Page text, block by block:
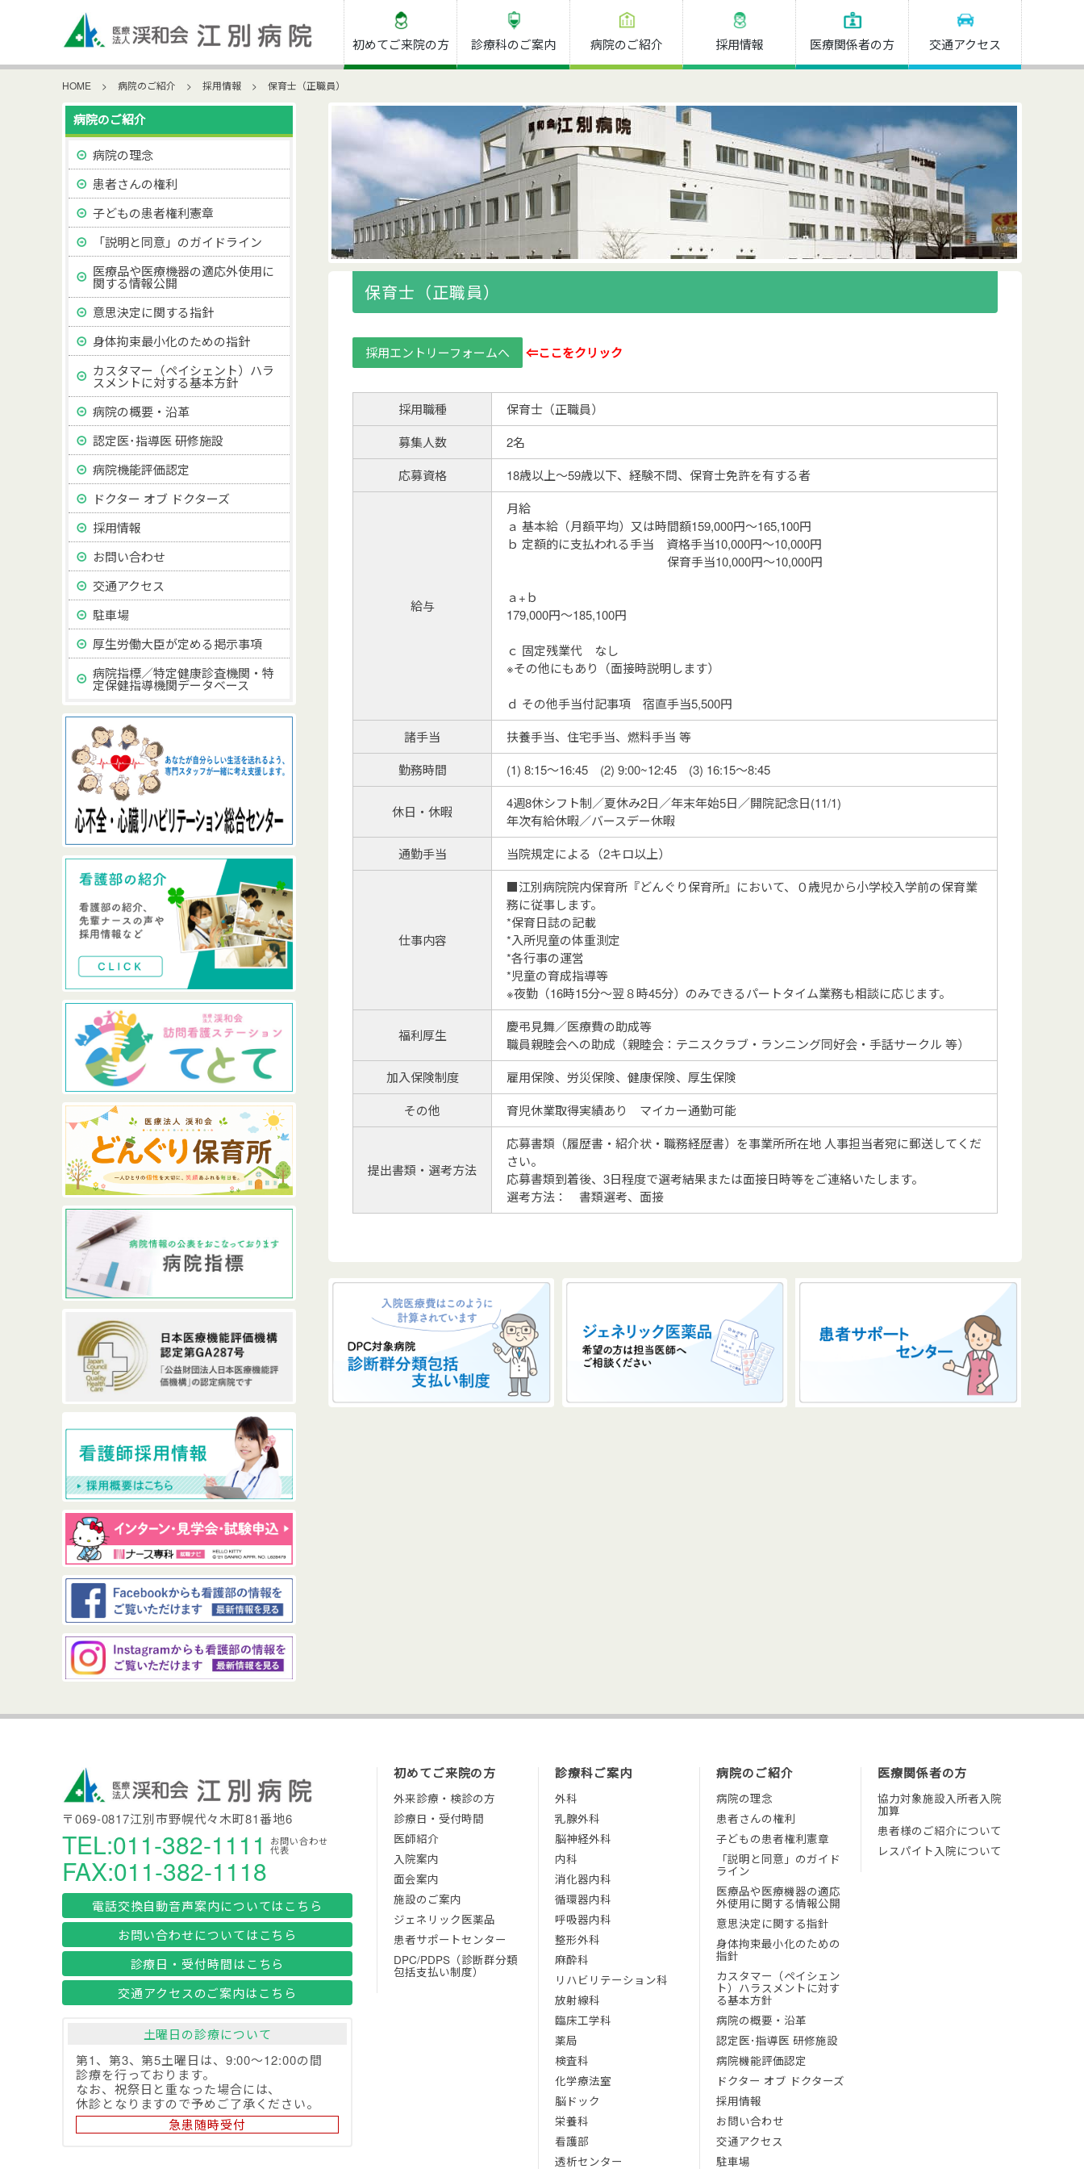
初めてご来院の方 診療科のご案内 病院のご紹介 採用情報 医療関係者の方 交通アクセス
HOME > 病院のご紹介 > 採用情報 > 保育士（正職員）
保育士（正職員）
採用エントリーフォームへ ⇐ここをクリック
採用職種
保育士（正職員）
募集人数
2名
応募資格
18歳以上～59歳以下、経験不問、保育士免許を有する者
給与
月給
ａ 基本給（月額平均）又は時間額159,000円～165,100円
ｂ 定額的に支払われる手当 資格手当10,000円～10,000円
保育手当10,000円～10,000円
ａ+ｂ
179,000円～185,100円
ｃ 固定残業代 なし
※その他にもあり（面接時説明します）
ｄ その他手当付記事項 宿直手当5,500円
諸手当
扶養手当、住宅手当、燃料手当 等
勤務時間
(1) 8:15～16:45 (2) 9:00~12:45 (3) 16:15～8:45
休日・休暇
4週8休シフト制／夏休み2日／年末年始5日／開院記念日(11/1)
年次有給休暇／バースデー休暇
通勤手当
当院規定による（2キロ以上）
仕事内容
■江別病院院内保育所『どんぐり保育所』において、０歳児から小学校入学前の保育業
務に従事します。
*保育日誌の記載
*入所児童の体重測定
*各行事の運営
*児童の育成指導等
※夜勤（16時15分～翌８時45分）のみできるパートタイム業務も相談に応じます。
福利厚生
慶弔見舞／医療費の助成等
職員親睦会への助成（親睦会：テニスクラブ・ランニング同好会・手話サークル 等）
加入保険制度
雇用保険、労災保険、健康保険、厚生保険
その他
育児休業取得実績あり マイカー通勤可能
提出書類・選考方法
応募書類（履歴書・紹介状・職務経歴書）を事業所所在地 人事担当者宛に郵送してくだ
さい。
応募書類到着後、3日程度で選考結果または面接日時等をご連絡いたします。
選考方法： 書類選考、面接
病院のご紹介
病院の理念
患者さんの権利
子どもの患者権利憲章
「説明と同意」のガイドライン
医療品や医療機器の適応外使用に
関する情報公開
意思決定に関する指針
身体拘束最小化のための指針
カスタマー（ペイシェント）ハラ
スメントに対する基本方針
病院の概要・沿革
認定医･指導医 研修施設
病院機能評価認定
ドクター オブ ドクターズ
採用情報
お問い合わせ
交通アクセス
駐車場
厚生労働大臣が定める掲示事項
病院指標／特定健康診査機関・特
定保健指導機関データベース
〒069-0817江別市野幌代々木町81番地6
TEL:011-382-1111 お問い合わせ
代表
FAX:011-382-1118
電話交換自動音声案内についてはこちら
お問い合わせについてはこちら
診療日・受付時間はこちら
交通アクセスのご案内はこちら
土曜日の診療について
第1、第3、第5土曜日は、9:00～12:00の間
診療を行っております。
なお、祝祭日と重なった場合には、
休診となりますので予めご了承ください。
急患随時受付
初めてご来院の方
外来診療・検診の方
診療日・受付時間
医師紹介
入院案内
面会案内
施設のご案内
ジェネリック医薬品
患者サポートセンター
DPC/PDPS（診断群分類
包括支払い制度）
診療科ご案内
外科
乳腺外科
脳神経外科
内科
消化器内科
循環器内科
呼吸器内科
整形外科
麻酔科
リハビリテーション科
放射線科
臨床工学科
薬局
検査科
化学療法室
脳ドック
栄養科
看護部
透析センター
病院のご紹介
病院の理念
患者さんの権利
子どもの患者権利憲章
「説明と同意」のガイド
ライン
医療品や医療機器の適応
外使用に関する情報公開
意思決定に関する指針
身体拘束最小化のための
指針
カスタマー（ペイシェン
ト）ハラスメントに対す
る基本方針
病院の概要・沿革
認定医･指導医 研修施設
病院機能評価認定
ドクター オブ ドクターズ
採用情報
お問い合わせ
交通アクセス
駐車場
医療関係者の方
協力対象施設入所者入院
加算
患者様のご紹介について
レスパイト入院について